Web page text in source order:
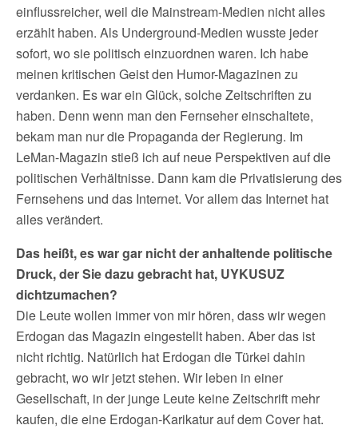
einflussreicher, weil die Mainstream-Medien nicht alles
erzählt haben. Als Underground-Medien wusste jeder
sofort, wo sie politisch einzuordnen waren. Ich habe
meinen kritischen Geist den Humor-Magazinen zu
verdanken. Es war ein Glück, solche Zeitschriften zu
haben. Denn wenn man den Fernseher einschaltete,
bekam man nur die Propaganda der Regierung. Im
LeMan-Magazin stieß ich auf neue Perspektiven auf die
politischen Verhältnisse. Dann kam die Privatisierung des
Fernsehens und das Internet. Vor allem das Internet hat
alles verändert.
Das heißt, es war gar nicht der anhaltende politische
Druck, der Sie dazu gebracht hat, UYKUSUZ
dichtzumachen?
Die Leute wollen immer von mir hören, dass wir wegen
Erdogan das Magazin eingestellt haben. Aber das ist
nicht richtig. Natürlich hat Erdogan die Türkei dahin
gebracht, wo wir jetzt stehen. Wir leben in einer
Gesellschaft, in der junge Leute keine Zeitschrift mehr
kaufen, die eine Erdogan-Karikatur auf dem Cover hat.